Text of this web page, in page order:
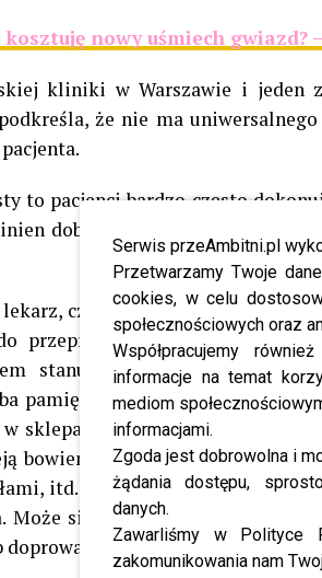
Serwis przeAmbitni.pl
Przetwarzamy Twoje
cookies, w celu
społecznościowych oraz
Współpracujemy
informacje na temat
mediom
informacjami.
Zgoda jest dobrowolna i
żądania dostępu,
danych.
Zawarliśmy w Polityce
zakomunikowania nam
nowy uśmiech gwiazd?
kliniki w Warszawie i jeden
podkreśla, że nie ma
to pacjenci bardzo często
dobrać odpowiednią pastę dla
czy higienistka
przeprowadzania codziennej
stanu uzębienia różnią się
pamiętać, że każdy pacjent
w sklepach oraz drogeriach
bowiem specjalne środki,
itd. Warto zatem zapytać się
Może się bowiem okazać, że
doprowadzimy do poważniejszych